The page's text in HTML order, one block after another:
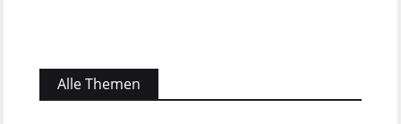
Alle Themen